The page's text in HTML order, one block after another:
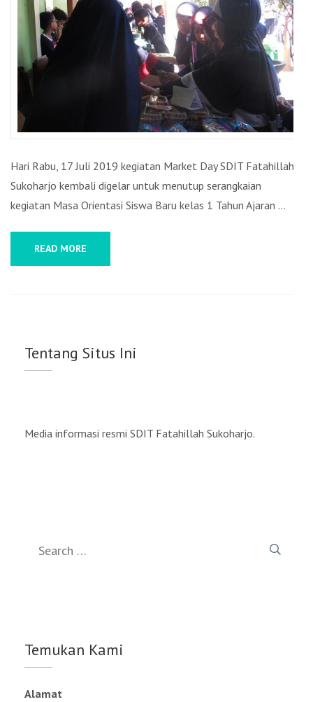
2019
Hari Rabu, 17 Juli 2019 kegiatan Market Day SDIT Fatahillah
Sukoharjo kembali digelar untuk menutup serangkaian
kegiatan Masa Orientasi Siswa Baru kelas 1 Tahun Ajaran …
READ MORE
Tentang Situs Ini
Media informasi resmi SDIT Fatahillah Sukoharjo.
Temukan Kami
Alamat